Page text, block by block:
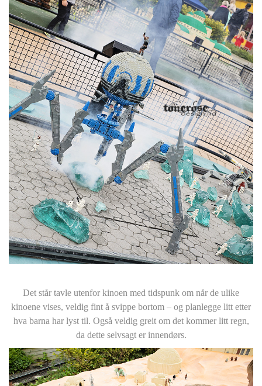
Det står tavle utenfor kinoen med tidspunk om når de ulike
kinoene vises, veldig fint å svippe bortom – og planlegge litt etter
hva barna har lyst til. Også veldig greit om det kommer litt regn,
da dette selvsagt er innendørs.